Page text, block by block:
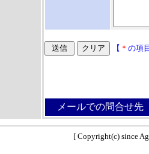
【 ＊ の項
メールでの問合せ
[ Copyright(c) since